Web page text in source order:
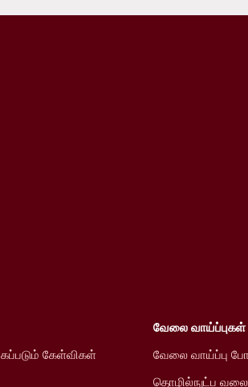
வேலை வாய்ப்புகள்
வேலை வாய்ப்பு
தொழில்நுட்ப
கேள்விகள்